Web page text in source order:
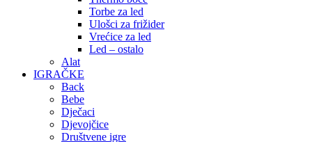
Torbe za led
Ulošci za frižider
Vrećice za led
Led – ostalo
Alat
IGRAČKE
Back
Bebe
Dječaci
Djevojčice
Društvene igre